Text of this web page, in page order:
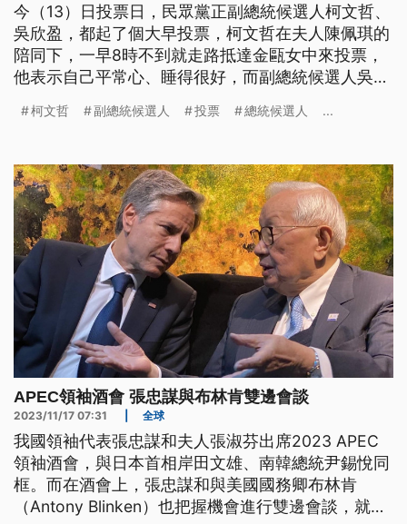
今（13）日投票日，民眾黨正副總統候選人柯文哲、
吳欣盈，都起了個大早投票，柯文哲在夫人陳佩琪的
陪同下，一早8時不到就走路抵達金甌女中來投票，
他表示自己平常心、睡得很好，而副總統候選人吳欣
後，比出讚的手勢。
柯文哲 副總統候選人 投票 總統候選人 ...
APEC領袖酒會 張忠謀與布林肯雙邊會談
2023/11/17 07:31 全球
我國領袖代表張忠謀和夫人張淑芬出席2023 APEC
領袖酒會，與日本首相岸田文雄、南韓總統尹錫悅同
框。而在酒會上，張忠謀和與美國國務卿布林肯
（Antony Blinken）也把握機會進行雙邊會談，就多